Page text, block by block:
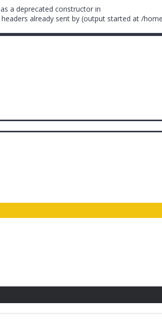
a deprecated constructor in
already sent by (output started at /